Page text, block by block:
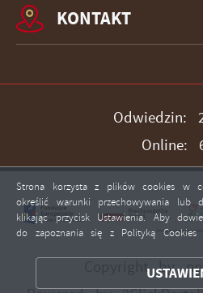
KONTAKT
Odwiedzin:
Online:
Copyright by
Strona korzysta z plików cookies w
określić warunki przechowywania lub
klikając przycisk Ustawienia. Aby
do zapoznania się z Polityką Cookies
ZAPISZ
ZEZWÓL NA